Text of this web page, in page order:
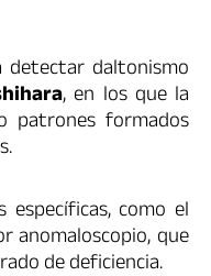
daltonismo
, en los que la
patrones formados
específicas, como el
anomaloscopio, que
de deficiencia.